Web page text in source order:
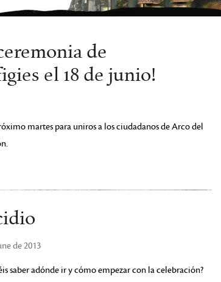
de
el 18 de junio!
martes para uniros a los ciudadanos de Arco del
de 2013
saber adónde ir y cómo empezar con la celebración?